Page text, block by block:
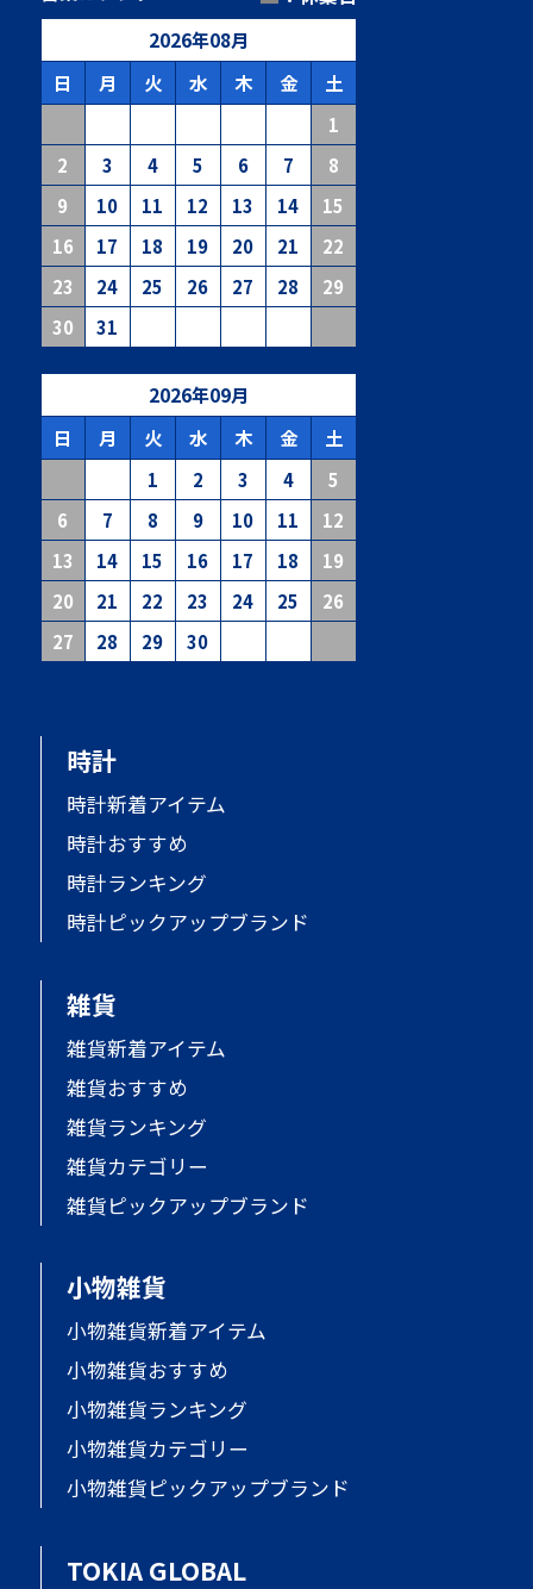
2026年08月
日
月 火 水 木 金 土
1
2
3 4 5 6 7
8
9
10 11 12 13 14
15
16
17 18 19 20 21
22
23
24 25 26 27 28
29
30
31
2026年09月
日
月 火 水 木 金 土
1 2 3 4
5
6
7 8 9 10 11
12
13
14 15 16 17 18
19
20
21 22 23 24 25
26
27
28 29 30
時計
時計新着アイテム
時計おすすめ
時計ランキング
時計ピックアップブランド
雑貨
雑貨新着アイテム
雑貨おすすめ
雑貨ランキング
雑貨カテゴリー
雑貨ピックアップブランド
小物雑貨
小物雑貨新着アイテム
小物雑貨おすすめ
小物雑貨ランキング
小物雑貨カテゴリー
小物雑貨ピックアップブランド
TOKIA GLOBAL